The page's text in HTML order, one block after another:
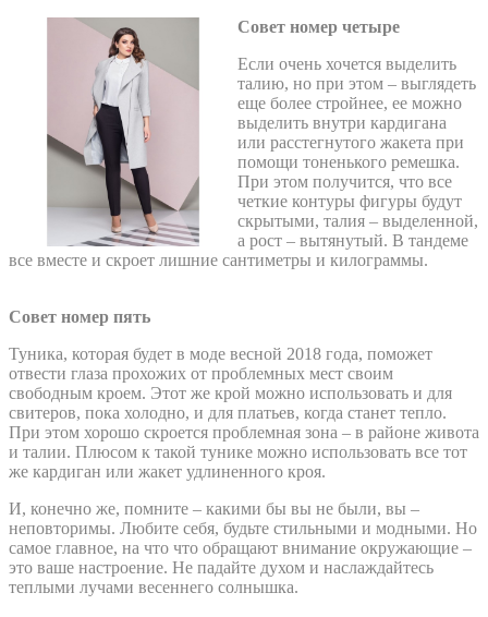
Совет номер четыре
Если очень хочется выделить
талию, но при этом – выглядеть
еще более стройнее, ее можно
выделить внутри кардигана
или расстегнутого жакета при
помощи тоненького ремешка.
При этом получится, что все
четкие контуры фигуры будут
скрытыми, талия – выделенной,
а рост – вытянутый. В тандеме
все вместе и скроет лишние сантиметры и килограммы.
Совет номер пять
Туника, которая будет в моде весной 2018 года, поможет
отвести глаза прохожих от проблемных мест своим
свободным кроем. Этот же крой можно использовать и для
свитеров, пока холодно, и для платьев, когда станет тепло.
При этом хорошо скроется проблемная зона – в районе живота
и талии. Плюсом к такой тунике можно использовать все тот
же кардиган или жакет удлиненного кроя.
И, конечно же, помните – какими бы вы не были, вы –
неповторимы. Любите себя, будьте стильными и модными. Но
самое главное, на что что обращают внимание окружающие –
это ваше настроение. Не падайте духом и наслаждайтесь
теплыми лучами весеннего солнышка.